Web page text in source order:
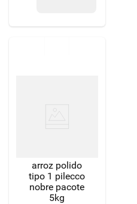
arroz polido
tipo 1 pilecco
nobre pacote
5kg